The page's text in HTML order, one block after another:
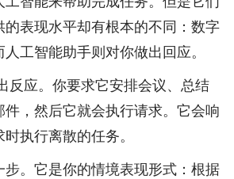
的表现水平却有根本的不同：数字
工智能助手则对你做出回应。
反应。你要求它安排会议、总结
，然后它就会执行请求。它会响
执行离散的任务。
步。它是你的情境表现形式：根据